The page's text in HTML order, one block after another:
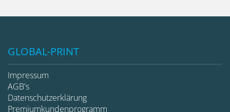
GLOBAL-PRINT
Impressum
AGB's
Datenschutzerklärung
Premiumkundenprogramm